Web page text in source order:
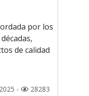
por los
de calidad
- 28283